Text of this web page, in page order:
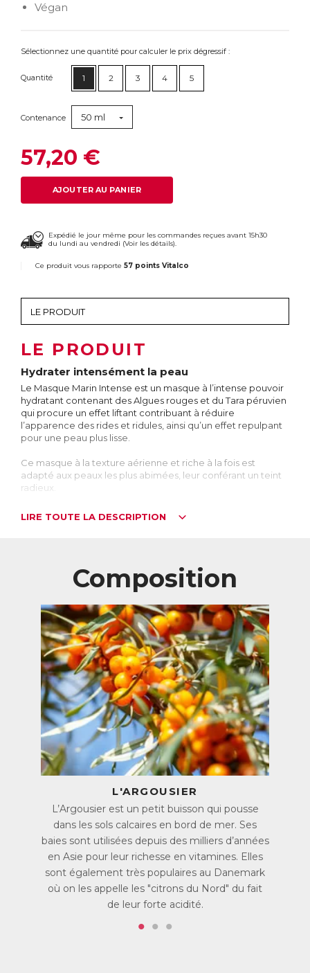
Végan
Sélectionnez une quantité pour calculer le prix dégressif :
Quantité 1 2 3 4 5
Contenance 50 ml
57,20 €
AJOUTER AU PANIER
Expédié le jour même pour les commandes reçues avant 15h30
du lundi au vendredi (Voir les détails).
Ce produit vous rapporte 57 points Vitalco
LE PRODUIT
Hydrater intensément la peau
Le Masque Marin Intense est un masque à l’intense pouvoir
hydratant contenant des Algues rouges et du Tara péruvien
qui procure un effet liftant contribuant à réduire
l’apparence des rides et ridules, ainsi qu’un effet repulpant
pour une peau plus lisse.
Ce masque à la texture aérienne et riche à la fois est
adapté aux peaux les plus abimées, leur conférant un teint
radieux.
Pourquoi utiliser un masque hydratant ?
Intégrer le Masque Marin Intense dans sa routine de soin,
idéalement après l’utilisation de l’exfoliant Gentle Face
Exfoliator ou du Baume Nettoyant Pure & Natural, permet
de maintenir une peau revitalisée et d’apparence plus
jeune et plus ferme. Pour un effet prolongé, le masque
s’applique idéalement le soir pour agir tout au long de la
Un masque marin pas comme les autres
Maintient l’hydratation de la peau tout en la protégeant.
Une utilisation simple et sans rinçage. Il suffit de retirer
l'excédent avec un coton, pour une peau douce et
repulpée.
Un effet « bonne mine » immédiat.
De l’Acide hyaluronique, idéal pour les peaux ternes et
fatiguées.
Testé et approuvé
90% des utilisatrices trouvent que leur peau est plus
tonifiée, ferme et hydratée après utilisation du Masque
*Test réalisé auprès de 21 utilisatrices (56 jours).
Des ingrédients clés pour une peau hydratée et
repulpée
d’Abricot permettent de maintenir l’hydratation de la peau.
LIRE TOUTE LA DESCRIPTION
Composition
L'ARGOUSIER
L’Argousier est un petit buisson qui pousse
dans les sols calcaires en bord de mer. Ses
baies sont utilisées depuis des milliers d’années
en Asie pour leur richesse en vitamines. Elles
sont également très populaires au Danemark
où on les appelle les "citrons du Nord" du fait
de leur forte acidité.